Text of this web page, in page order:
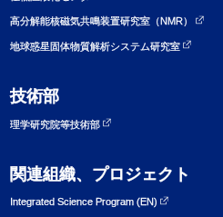
高分解能核磁気共鳴装置研究室（NMR）
地球惑星固体物質解析システム研究室
技術部
理学研究院等技術部
関連組織、プロジェクト
Integrated Science Program (EN)